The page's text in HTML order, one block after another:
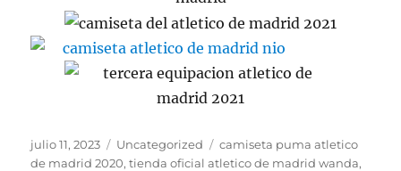
Publicado
el
julio 11, 2023 Categorías
Uncategorized Etiquetas
camiseta puma atletico
de madrid 2020,tienda oficial atletico de madrid wanda,